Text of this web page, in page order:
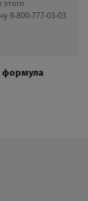
8-800-777-03-03
формула